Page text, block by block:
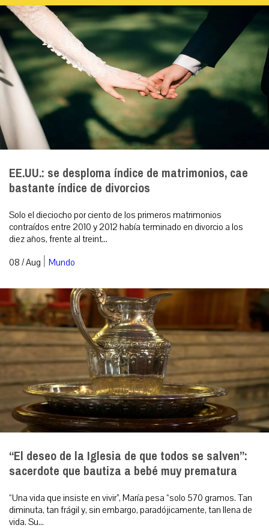
EE.UU.: se desploma índice de matrimonios, cae
bastante índice de divorcios
Solo el dieciocho por ciento de los primeros matrimonios
contraídos entre 2010 y 2012 había terminado en divorcio a los
diez años, frente al treint...
08 / Aug | Mundo
“El deseo de la Iglesia de que todos se salven”:
sacerdote que bautiza a bebé muy prematura
“Una vida que insiste en vivir”, María pesa “solo 570 gramos. Tan
diminuta, tan frágil y, sin embargo, paradójicamente, tan llena de
vida. Su...